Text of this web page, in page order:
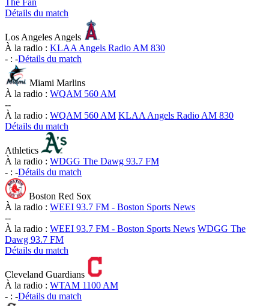
The Fan
Détails du match
Los Angeles Angels
À la radio : KLAA Angels Radio AM 830
- : -Détails du match
Miami Marlins
À la radio : WQAM 560 AM
--
À la radio : WQAM 560 AM KLAA Angels Radio AM 830
Détails du match
Athletics
À la radio : WDGG The Dawg 93.7 FM
- : -Détails du match
Boston Red Sox
À la radio : WEEI 93.7 FM - Boston Sports News
--
À la radio : WEEI 93.7 FM - Boston Sports News WDGG The
Dawg 93.7 FM
Détails du match
Cleveland Guardians
À la radio : WTAM 1100 AM
- : -Détails du match